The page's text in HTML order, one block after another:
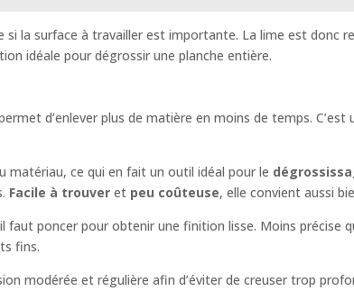
la surface à travailler est importante. La lime est donc
idéale pour dégrossir une planche entière.
d’enlever plus de matière en moins de temps.
matériau, ce qui en fait un outil idéal pour le
Facile à trouver et peu coûteuse, elle convient aussi
faut poncer pour obtenir une finition lisse. Moins précise
fins.
modérée et régulière afin d’éviter de creuser trop